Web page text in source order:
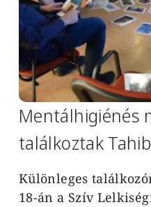
Mentálhigiénés
találkoztak
Különleges
18-án a Szív